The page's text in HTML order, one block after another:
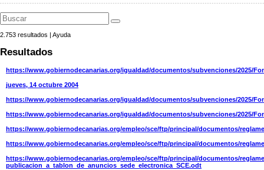
2.753 resultados | Ayuda
Resultados
https://www.gobiernodecanarias.org/igualdad/documentos/subvenciones/2025/
jueves, 14 octubre 2004
https://www.gobiernodecanarias.org/igualdad/documentos/subvenciones/2025/
https://www.gobiernodecanarias.org/igualdad/documentos/subvenciones/2025/
https://www.gobiernodecanarias.org/empleo/sce/ftp/principal/documentos/
https://www.gobiernodecanarias.org/empleo/sce/ftp/principal/documentos/
https://www.gobiernodecanarias.org/empleo/sce/ftp/principal/documentos/
publicacion_a_tablon_de_anuncios_sede_electronica_SCE.odt